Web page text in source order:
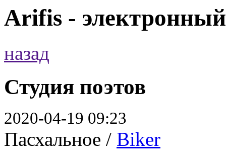
Arifis -
назад
Студия поэтов
2020-04-19 09:23
Пасхальное / Biker